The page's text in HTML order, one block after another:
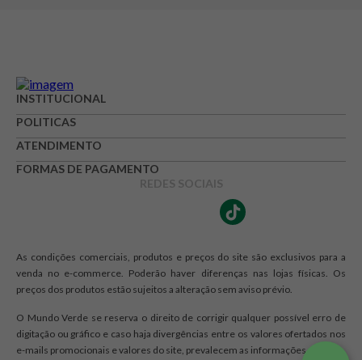
★★★☆
Seu nome
Escrever avaliação
INSTITUCIONAL
POLITICAS
ATENDIMENTO
FORMAS DE PAGAMENTO
REDES SOCIAIS
As condições comerciais, produtos e preços do site são exclusivos para a
venda no e-commerce. Poderão haver diferenças nas lojas físicas. Os
preços dos produtos estão sujeitos a alteração sem aviso prévio.
O Mundo Verde se reserva o direito de corrigir qualquer possível erro de
digitação ou gráfico e caso haja divergências entre os valores ofertados nos
e-mails promocionais e valores do site, prevalecem as informações do site.